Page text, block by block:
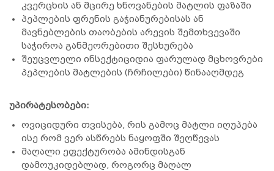
კვერცხის ან მცირე ხნოვანების მატლის ფაზაში
პეპლების ფრენის გაჭიანურებისას ან
მავნებლების თაობების არევის შემთხვევაში
საჭიროა განმეორებითი შესხურება
შეუცვლელი ინსექტიციდია ფარულად მცხოვრები
პეპლების მატლების (ჩრჩილები) წინააღმდეგ
უპირატესობები:
ოვიციდური თვისება, რის გამოც მატლი იღუპება
ისე რომ ვერ ასწრებს ნაყოფში შეღწევას
მაღალი ეფექტურობა ამინდისგან
დამოუკიდებლად, როგორც მაღალ